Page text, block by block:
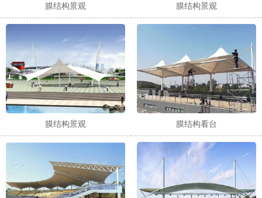
膜结构景观 膜结构景观
膜结构景观 膜结构看台